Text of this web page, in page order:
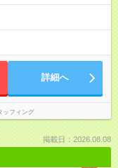
詳細へ
ッフィング
掲載日：2026.08.08